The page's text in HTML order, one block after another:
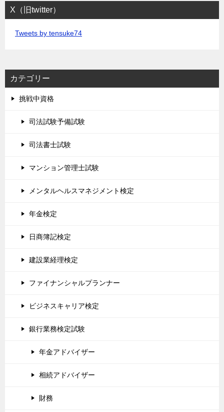
X（旧twitter）
Tweets by tensuke74
カテゴリー
挑戦中資格
司法試験予備試験
司法書士試験
マンション管理士試験
メンタルヘルスマネジメント検定
年金検定
日商簿記検定
建設業経理検定
ファイナンシャルプランナー
ビジネスキャリア検定
銀行業務検定試験
年金アドバイザー
相続アドバイザー
財務